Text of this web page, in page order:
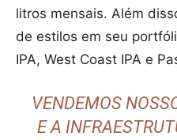
litros mensais. Além
de estilos em seu
IPA, West Coast IPA e
VENDEMOS
E A